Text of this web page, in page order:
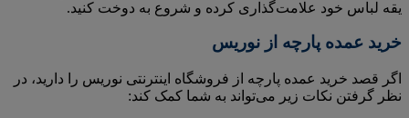
یقه لباس خود علامت‌گذاری کرده و شروع به دوخت کنید.
خرید عمده پارچه از نوریس
اگر قصد خرید عمده پارچه از فروشگاه اینترنتی نوریس را دارید، در
نظر گرفتن نکات زیر می‌تواند به شما کمک کند: